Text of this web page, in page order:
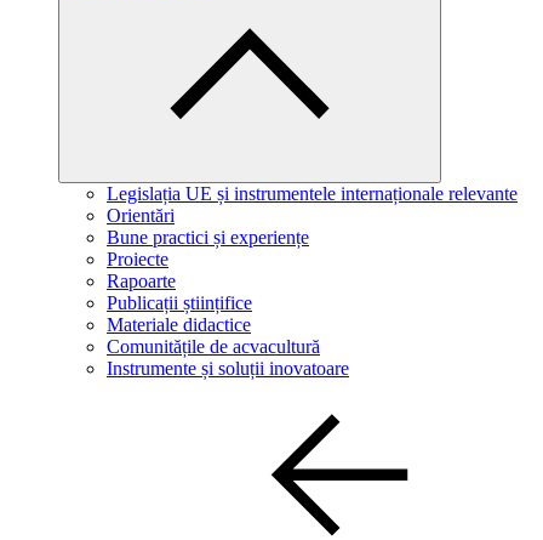
Legislația UE și instrumentele internaționale relevante
Orientări
Bune practici și experiențe
Proiecte
Rapoarte
Publicații științifice
Materiale didactice
Comunitățile de acvacultură
Instrumente și soluții inovatoare